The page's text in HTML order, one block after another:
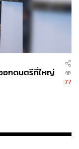
รส์พิเศษที่แฟนๆ
อกดนตรีที่ใหญ่
77